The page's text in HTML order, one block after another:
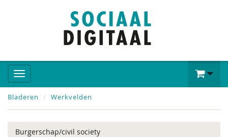
Bladeren Werkvelden
Burgerschap/civil society